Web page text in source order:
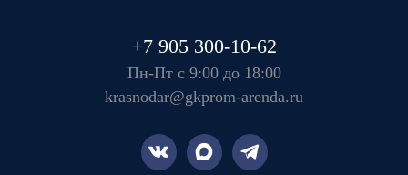
+7 905 300-10-62
Пн-Пт с 9:00 до 18:00
krasnodar@gkprom-arenda.ru